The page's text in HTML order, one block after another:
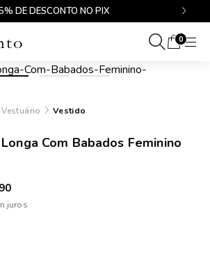
DE DESCONTO NO PIX
0
Vestuário Vestido
Com Babados Feminino